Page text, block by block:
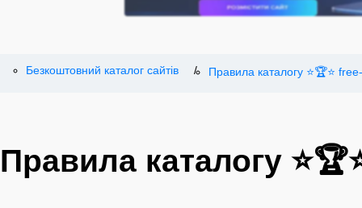
Безкоштовний каталог сайтів Правила каталогу ⭐🏆⭐
Правила каталогу